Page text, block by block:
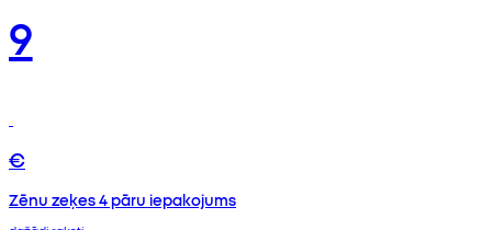
9
€
Zēnu zeķes 4 pāru iepakojums